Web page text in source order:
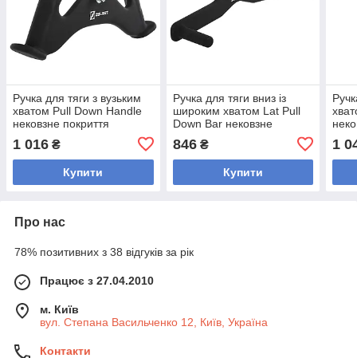
Ручка для тяги з вузьким
хватом Pull Down Handle
нековзне покриття
(43,5х5,5х14см, колір
1 016 ₴
Купити
Ручка для тяги вниз із
широким хватом Lat Pull
Down Bar нековзне
5392 (52х10х15 см,
846₴
Купити
1
Про нас
78% позитивних з 38 відгуків за рік
Працює з 27.04.2010
м. Київ
вул. Степана Васильченко 12, Київ, Україна
Контакти